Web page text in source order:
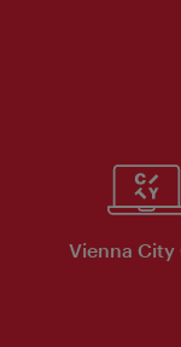
Vienna City